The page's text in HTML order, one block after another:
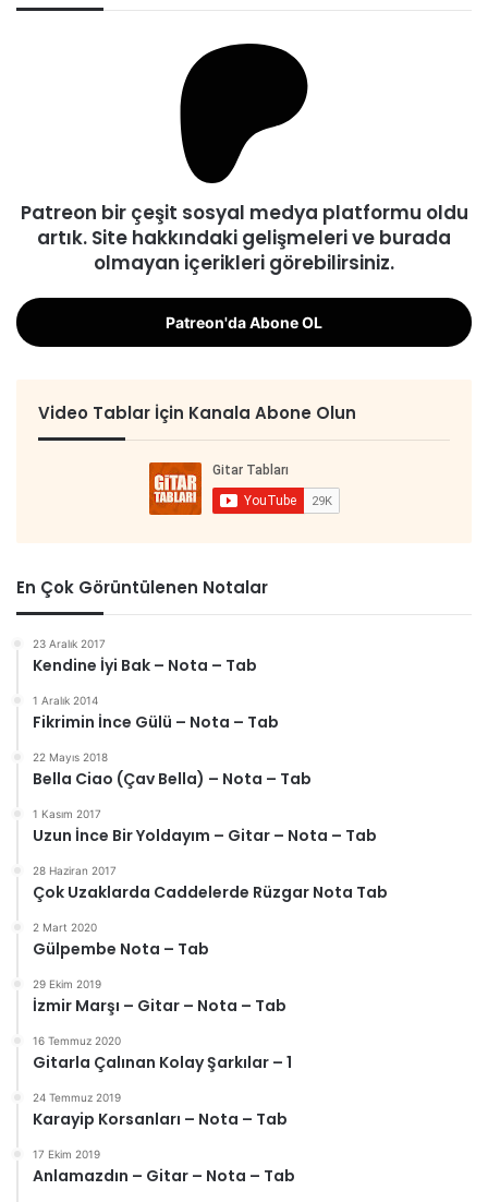
Patreon bir çeşit sosyal medya platformu oldu
artık. Site hakkındaki gelişmeleri ve burada
olmayan içerikleri görebilirsiniz.
Patreon'da Abone OL
Video Tablar İçin Kanala Abone Olun
En Çok Görüntülenen Notalar
23 Aralık 2017
Kendine İyi Bak – Nota – Tab
1 Aralık 2014
Fikrimin İnce Gülü – Nota – Tab
22 Mayıs 2018
Bella Ciao (Çav Bella) – Nota – Tab
1 Kasım 2017
Uzun İnce Bir Yoldayım – Gitar – Nota – Tab
28 Haziran 2017
Çok Uzaklarda Caddelerde Rüzgar Nota Tab
2 Mart 2020
Gülpembe Nota – Tab
29 Ekim 2019
İzmir Marşı – Gitar – Nota – Tab
16 Temmuz 2020
Gitarla Çalınan Kolay Şarkılar – 1
24 Temmuz 2019
Karayip Korsanları – Nota – Tab
17 Ekim 2019
Anlamazdın – Gitar – Nota – Tab